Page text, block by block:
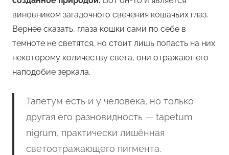
виновником загадочного свечения кошачьих глаз.
Вернее сказать, глаза кошки сами по себе в
темноте не светятся, но стоит лишь попасть на них
некоторому количеству света, они отражают его
наподобие зеркала.
Тапетум есть и у человека, но только
другая его разновидность — tapetum
nigrum, практически лишённая
светоотражающего пигмента.